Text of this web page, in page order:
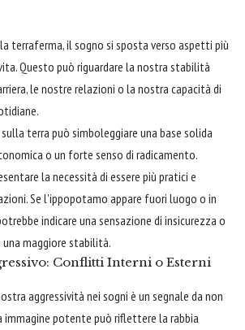
terraferma, il sogno si sposta verso aspetti più
Questo può riguardare la nostra stabilità
le nostre relazioni o la nostra capacità di
terra può simboleggiare una base solida
o un forte senso di radicamento.
la necessità di essere più pratici e
Se l'ippopotamo appare fuori luogo o in
indicare una sensazione di insicurezza o
maggiore stabilità.
Conflitti Interni o Esterni
aggressività nei sogni è un segnale da non
potente può riflettere la rabbia